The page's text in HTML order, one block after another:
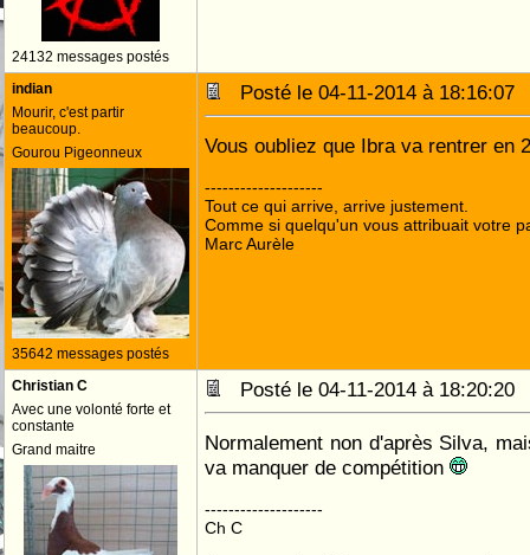
24132 messages postés
indian
Mourir, c'est partir
beaucoup.
Gourou Pigeonneux
35642 messages postés
Posté le 04-11-2014 à
Vous oubliez que Ibra va rentrer en
--------------------
Tout ce qui arrive, arrive justement.
Comme si quelqu'un vous attribuait votre
Marc Aurèle
Christian C
Avec une volonté forte et
constante
Grand maitre
Posté le 04-11-2014 à
Normalement non d'après Silva,
va manquer de compétition
--------------------
Ch C